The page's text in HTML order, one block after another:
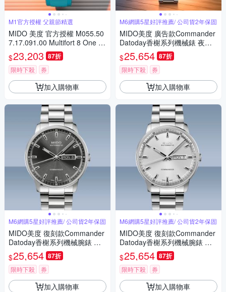
M1官方授權 父親節精選
MIDO 美度 官方授權 M055.50
7.17.091.00 Multifort 8 One Cr
own 先鋒系列 幾何八角機械錶
寵爸時刻 送禮推薦-午夜綠 M0
555071709100
$23,203 87折
限時下殺 券
加入購物車
M6網購5星好評推薦/ 公司貨2年保固
MIDO美度 復刻款Commander
Datoday香榭系列機械腕錶 精
鋼灰面40㎜ M6(M0214301106
100)
$25,654 87折
限時下殺 券
加入購物車
M6網購5星好評推薦/ 公司貨2年保固
MIDO美度 廣告款Commander
Datoday香榭系列機械錶 夜空
藍40㎜ M6(M0214301104100)
$25,654 87折
限時下殺 券
加入購物車
M6網購5星好評推薦/ 公司貨2年保固
MIDO美度 復刻款Commander
Datoday香榭系列機械腕錶 精
鋼銀面40㎜ M6(M0214301103
100)
$25,654 87折
限時下殺 券
加入購物車